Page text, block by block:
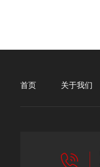
首页 关于我们